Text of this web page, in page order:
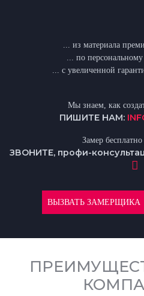
... из материала
... по
... с увеличенной
Мы знаем, как
ПИШИТЕ НАМ:
Замер
ЗВОНИТЕ, профи-
ВЫЗВАТЬ ЗАМЕРЩИКА